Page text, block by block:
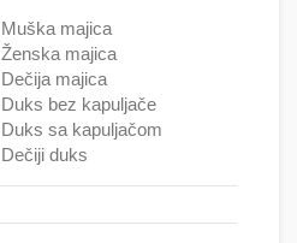
Muška majica
Ženska majica
Dečija majica
Duks bez kapuljače
Duks sa kapuljačom
Dečiji duks